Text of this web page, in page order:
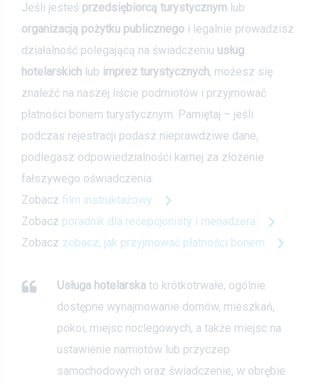
Jeśli jesteś przedsiębiorcą turystycznym lub
organizacją pożytku publicznego i legalnie prowadzisz
działalność polegającą na świadczeniu usług
hotelarskich lub imprez turystycznych, możesz się
znaleźć na naszej liście podmiotów i przyjmować
płatności bonem turystycznym. Pamiętaj – jeśli
podczas rejestracji podasz nieprawdziwe dane,
podlegasz odpowiedzialności karnej za złożenie
fałszywego oświadczenia.
Zobacz film instruktażowy
Zobacz poradnik dla recepcjonisty i menadżera
Zobacz zobacz, jak przyjmować płatności bonem
Usługa hotelarska to krótkotrwałe, ogólnie
dostępne wynajmowanie domów, mieszkań,
pokoi, miejsc noclegowych, a także miejsc na
ustawienie namiotów lub przyczep
samochodowych oraz świadczenie, w obrębie